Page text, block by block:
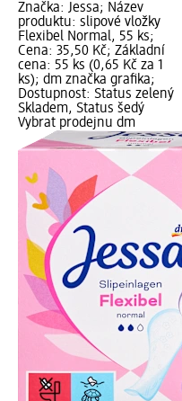
Značka: Jessa; Název
produktu: slipové vložky
Flexibel Normal, 55 ks;
Cena: 35,50 Kč; Základní
cena: 55 ks (0,65 Kč za 1
ks); dm značka grafika;
Dostupnost: Status zelený
Skladem, Status šedý
Vybrat prodejnu dm